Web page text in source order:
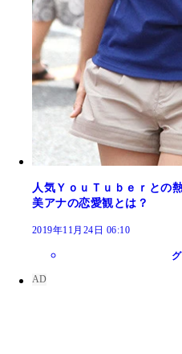
人気ＹｏｕＴｕｂｅｒとの
美アナの恋愛観とは？
2019年11月24日 06:10